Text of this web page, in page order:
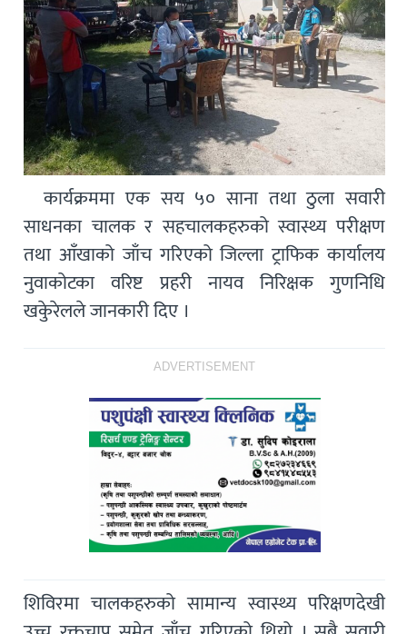
कार्यक्रममा एक सय ५० साना तथा ठुला सवारी
साधनका चालक र सहचालकहरुको स्वास्थ्य परीक्षण
तथा आँखाको जाँच गरिएको जिल्ला ट्राफिक कार्यालय
नुवाकोटका वरिष्ट प्रहरी नायव निरिक्षक गुणनिधि
खकुेरेलले जानकारी दिए ।
ADVERTISEMENT
शिविरमा चालकहरुको सामान्य स्वास्थ्य परिक्षणदेखी